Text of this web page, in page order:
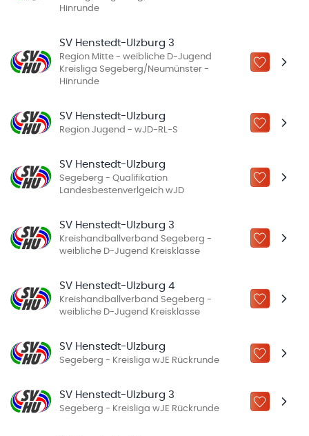
Hinrunde
SV Henstedt-Ulzburg 3
Region Mitte - weibliche D-Jugend
Kreisliga Segeberg/Neumünster -
Hinrunde
ZU „MEINE
SV Henstedt-Ulzburg
Region Jugend - wJD-RL-S ZU „MEINE
SV Henstedt-Ulzburg
Segeberg - Qualifikation
Landesbestenverlgeich wJD
ZU „MEINE
SV Henstedt-Ulzburg 3
Kreishandballverband Segeberg -
weibliche D-Jugend Kreisklasse
ZU „MEINE
SV Henstedt-Ulzburg 4
Kreishandballverband Segeberg -
weibliche D-Jugend Kreisklasse
ZU „MEINE
SV Henstedt-Ulzburg
Segeberg - Kreisliga wJE Rückrunde ZU „MEINE
SV Henstedt-Ulzburg 3
Segeberg - Kreisliga wJE Rückrunde ZU „MEINE